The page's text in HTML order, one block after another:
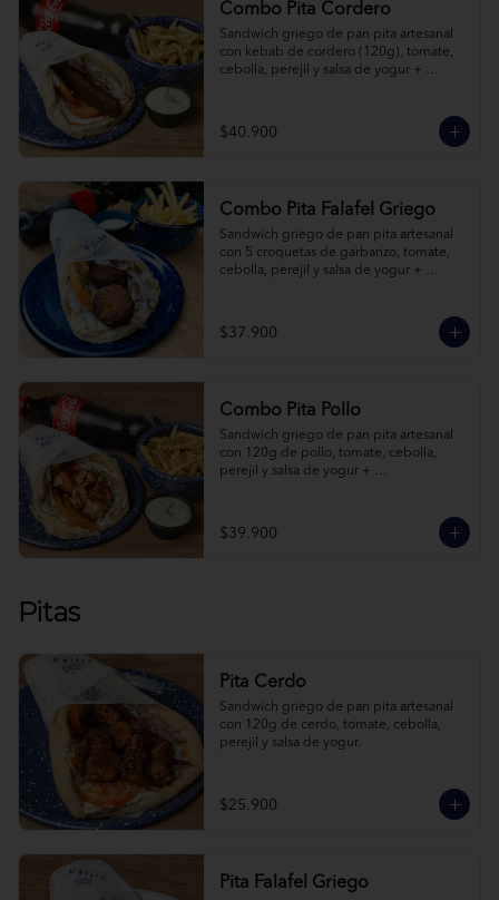
Combo Pita Cordero
Sandwich griego de pan pita artesanal
con kebab de cordero (120g), tomate,
cebolla, perejil y salsa de yogur +
$40.900
Combo Pita Falafel Griego
Sandwich griego de pan pita artesanal
con 5 croquetas de garbanzo, tomate,
cebolla, perejil y salsa de yogur +
$37.900
Combo Pita Pollo
Sandwich griego de pan pita artesanal
con 120g de pollo, tomate, cebolla,
perejil y salsa de yogur +
$39.900
Pitas
Pita Cerdo
Sandwich griego de pan pita artesanal
con 120g de cerdo, tomate, cebolla,
perejil y salsa de yogur.
$25.900
Pita Falafel Griego